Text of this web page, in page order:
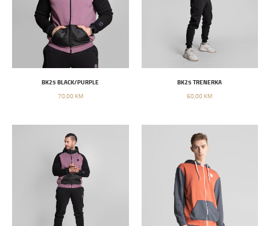
BK25 BLACK/PURPLE
70,00 KM
BK25 TRENERKA
60,00 KM